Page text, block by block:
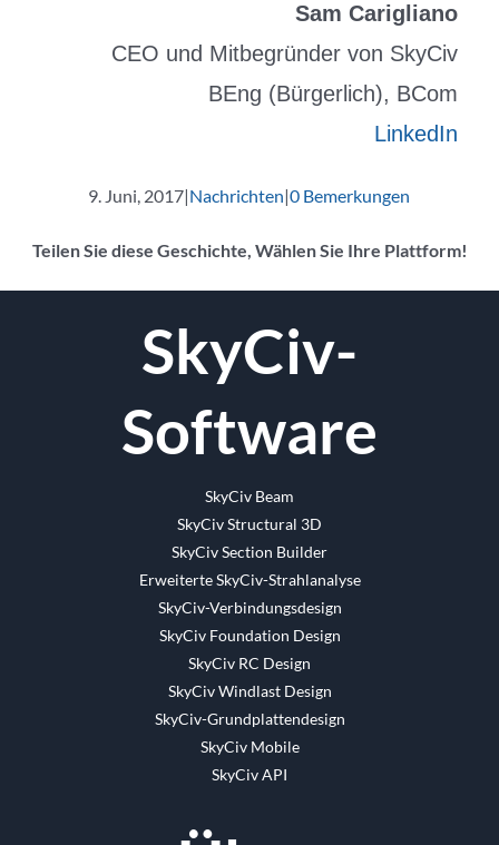
Sam Carigliano
CEO und Mitbegründer von SkyCiv
BEng (Bürgerlich), BCom
LinkedIn
9. Juni, 2017|Nachrichten|0 Bemerkungen
Teilen Sie diese Geschichte, Wählen Sie Ihre Plattform!
SkyCiv-
Software
SkyCiv Beam
SkyCiv Structural 3D
SkyCiv Section Builder
Erweiterte SkyCiv-Strahlanalyse
SkyCiv-Verbindungsdesign
SkyCiv Foundation Design
SkyCiv RC Design
SkyCiv Windlast Design
SkyCiv-Grundplattendesign
SkyCiv Mobile
SkyCiv API